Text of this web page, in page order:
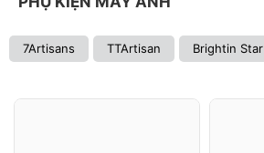
7Artisans TTArtisan Brightin Star